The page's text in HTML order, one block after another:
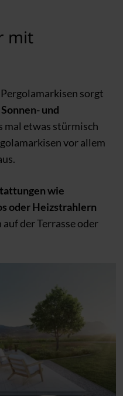
mit
sorgt
und
mal etwas stürmisch
vor allem
wie
oder Heizstrahlern
der Terrasse oder